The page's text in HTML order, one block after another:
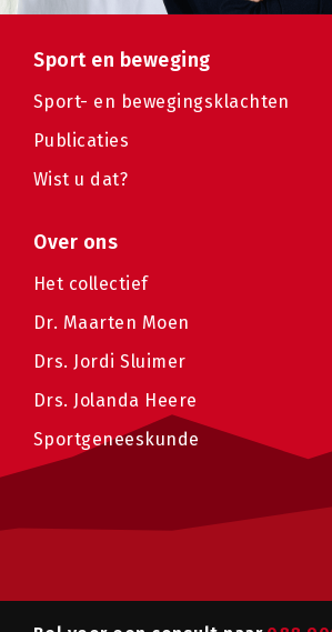
Sport en beweging
Sport- en bewegingsklachten
Publicaties
Wist u dat?
Over ons
Het collectief
Dr. Maarten Moen
Drs. Jordi Sluimer
Drs. Jolanda Heere
Sportgeneeskunde